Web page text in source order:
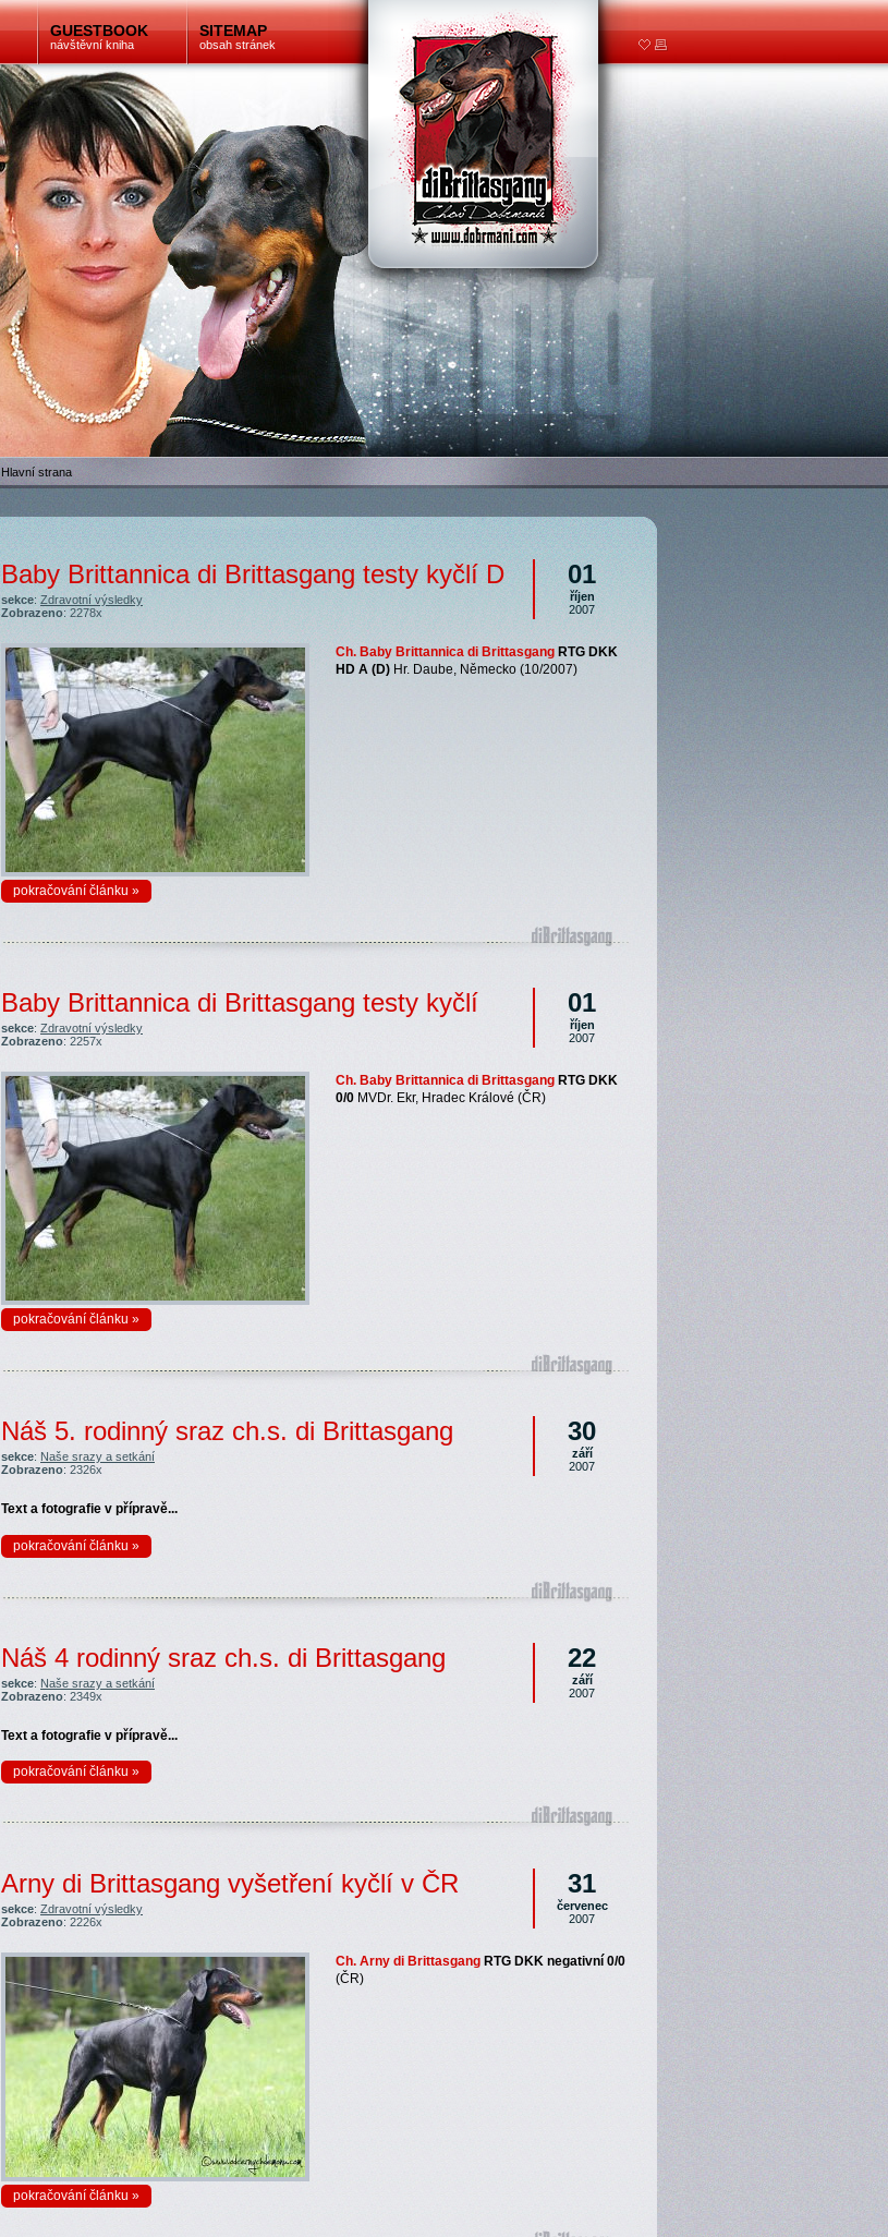
GUESTBOOK
návštěvní kniha
SITEMAP
obsah stránek
Hlavní strana
01
říjen
2007
Baby Brittannica di Brittasgang testy kyčlí D
sekce:Zdravotní výsledky
Zobrazeno: 2278x
Ch. Baby Brittannica di Brittasgang RTG DKK
HD A (D) Hr. Daube, Německo (10/2007)
pokračování článku »
01
říjen
2007
Baby Brittannica di Brittasgang testy kyčlí
sekce: Zdravotní výsledky
Zobrazeno: 2257x
Ch. Baby Brittannica di Brittasgang RTG DKK
0/0 MVDr. Ekr, Hradec Králové (ČR)
pokračování článku »
30
září
2007
Náš 5. rodinný sraz ch.s. di Brittasgang
sekce: Naše srazy a setkání
Zobrazeno: 2326x
Text a fotografie v přípravě...
pokračování článku »
22
září
2007
Náš 4 rodinný sraz ch.s. di Brittasgang
sekce: Naše srazy a setkání
Zobrazeno: 2349x
Text a fotografie v přípravě...
pokračování článku »
31
červenec
2007
Arny di Brittasgang vyšetření kyčlí v ČR
sekce: Zdravotní výsledky
Zobrazeno: 2226x
Ch. Arny di Brittasgang RTG DKK negativní 0/0
(ČR)
pokračování článku »